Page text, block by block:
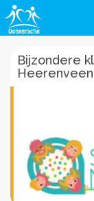
Bijzondere
Heerenveen